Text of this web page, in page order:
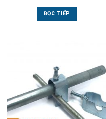
ĐỌC TIẾP